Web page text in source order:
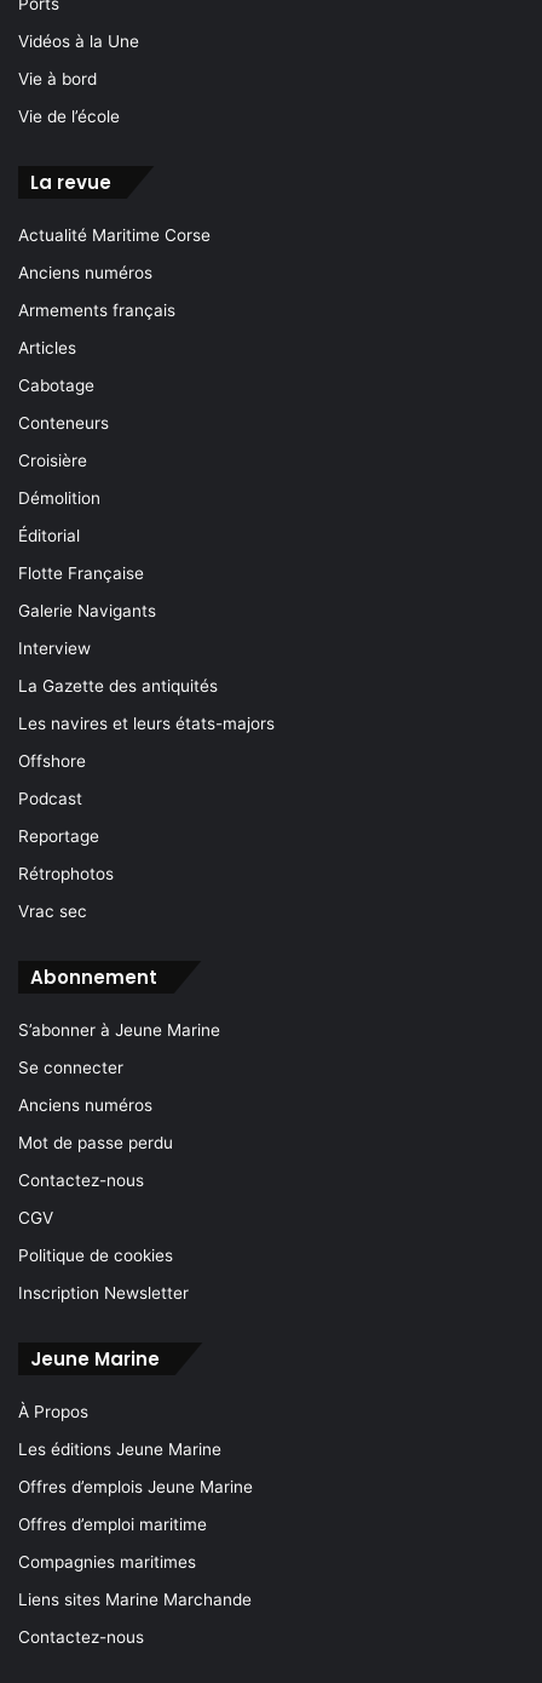
Vidéos à la Une
Vie à bord
Vie de l’école
La revue
Actualité Maritime Corse
Anciens numéros
Armements français
Articles
Cabotage
Conteneurs
Croisière
Démolition
Éditorial
Flotte Française
Galerie Navigants
Interview
La Gazette des antiquités
Les navires et leurs états-majors
Offshore
Podcast
Reportage
Rétrophotos
Vrac sec
Abonnement
S’abonner à Jeune Marine
Se connecter
Anciens numéros
Mot de passe perdu
Contactez-nous
CGV
Politique de cookies
Inscription Newsletter
Jeune Marine
À Propos
Les éditions Jeune Marine
Offres d’emplois Jeune Marine
Offres d’emploi maritime
Compagnies maritimes
Liens sites Marine Marchande
Contactez-nous